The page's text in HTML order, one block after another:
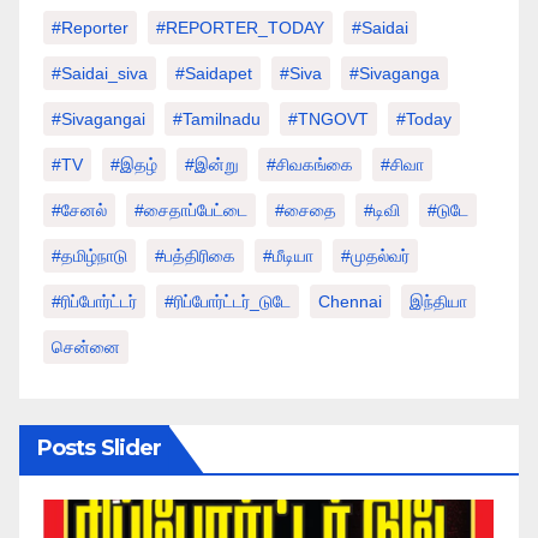
#Reporter #REPORTER_TODAY #saidai
#saidai_siva #saidapet #Siva #Sivaganga
#sivagangai #tamilnadu #TNGOVT #today
#TV #இதழ் #இன்று #சிவகங்கை #சிவா
#சேனல் #சைதாப்பேட்டை #சைதை #டிவி #டுடே
#தமிழ்நாடு #பத்திரிகை #மீடியா #முதல்வர்
#ரிப்போர்ட்டர் #ரிப்போர்ட்டர்_டுடே Chennai இந்தியா
சென்னை
Posts Slider